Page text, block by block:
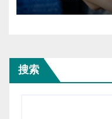
搜索